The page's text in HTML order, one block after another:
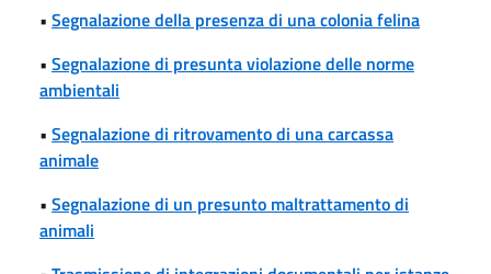
• Segnalazione della presenza di una colonia felina
• Segnalazione di presunta violazione delle norme
ambientali
• Segnalazione di ritrovamento di una carcassa
animale
• Segnalazione di un presunto maltrattamento di
animali